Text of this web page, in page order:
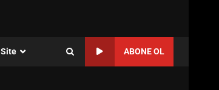
Site ABONE OL